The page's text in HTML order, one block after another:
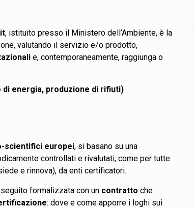
, istituito presso il Ministero dell’Ambiente, è la
valutando il servizio e/o prodotto,
e, contemporaneamente, raggiunga o
energia, produzione di rifiuti)
scientifici europei, si basano su una
controllati e rivalutati, come per tutte
e rinnova), da enti certificatori.
formalizzata con un contrattoche
: dove e come apporre i loghi sui